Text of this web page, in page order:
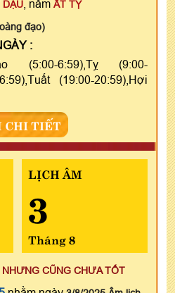
DẬU , năm ẤT TỴ
đạo)
:
(5:00-6:59),Tỵ (9:00-
(19:00-20:59),Hợi
CHI TIẾT
LỊCH ÂM
3
Tháng 8
NHƯNG CŨNG CHƯA TỐT